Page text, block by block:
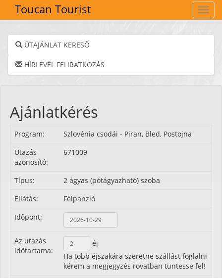
Toucan Tourist
ÚTAJÁNLAT KERESŐ
HÍRLEVÉL FELIRATKOZÁS
Ajánlatkérés
Program:
Szlovénia csodái - Piran, Bled, Postojna
Utazás
azonosító:
671009
Típus:
2 ágyas (pótágyazható) szoba
Ellátás:
Félpanzió
Időpont:
Az utazás
időtartama:
éj
Ha több éjszakára szeretne szállást foglalni
kérem a megjegyzés rovatban tüntesse fel!